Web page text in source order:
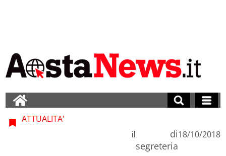
ATTUALITA'
di
segreteria
il 18/10/2018